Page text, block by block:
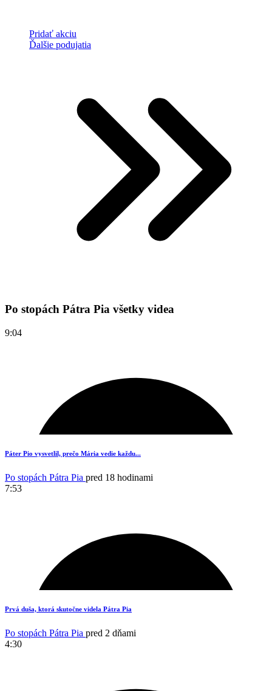
Pridať akciu
Ďalšie podujatia
Po stopách Pátra Pia všetky videa
9:04
15
Páter Pio vysvetlil, prečo Mária vedie každu...
Po stopách Pátra Pia pred 18 hodinami
7:53
Prvá duša, ktorá skutočne videla Pátra Pia
Po stopách Pátra Pia pred 2 dňami
4:30